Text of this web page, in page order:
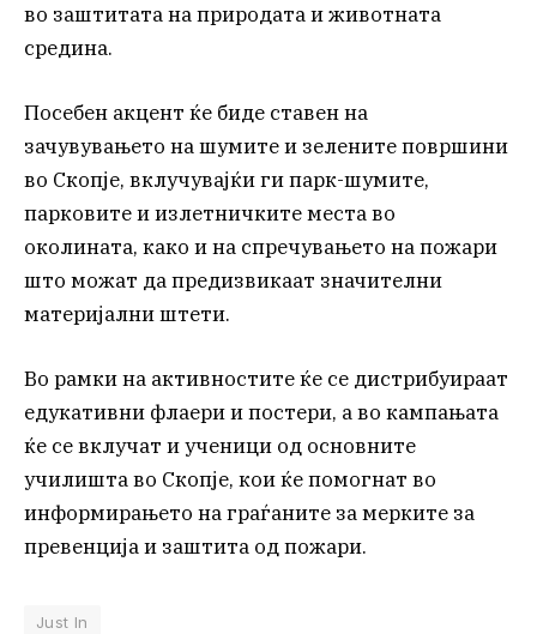
во заштитата на природата и животната
средина.
Посебен акцент ќе биде ставен на
зачувувањето на шумите и зелените површини
во Скопје, вклучувајќи ги парк-шумите,
парковите и излетничките места во
околината, како и на спречувањето на пожари
што можат да предизвикаат значителни
материјални штети.
Во рамки на активностите ќе се дистрибуираат
едукативни флаери и постери, а во кампањата
ќе се вклучат и ученици од основните
училишта во Скопје, кои ќе помогнат во
информирањето на граѓаните за мерките за
превенција и заштита од пожари.
Just In